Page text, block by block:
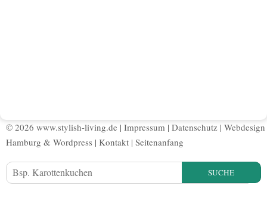
© 2026 www.stylish-living.de | Impressum | Datenschutz | Webdesign
Hamburg & Wordpress | Kontakt | Seitenanfang
SUCHE